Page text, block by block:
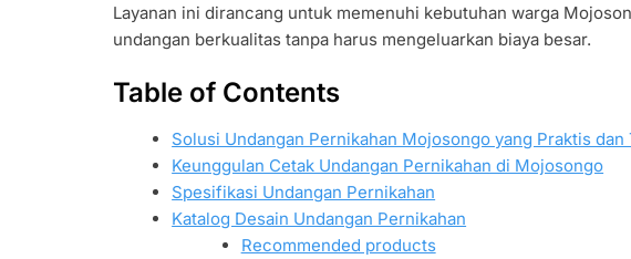
Layanan ini dirancang untuk memenuhi kebutuhan warga
undangan berkualitas tanpa harus mengeluarkan biaya besar.
Table of Contents
Solusi Undangan Pernikahan Mojosongo yang Praktis dan
Keunggulan Cetak Undangan Pernikahan di Mojosongo
Spesifikasi Undangan Pernikahan
Katalog Desain Undangan Pernikahan
Recommended products